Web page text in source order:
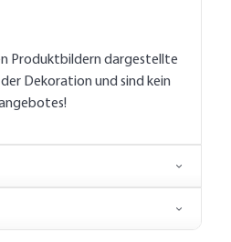
Produktbildern dargestellte
Dekoration und sind kein